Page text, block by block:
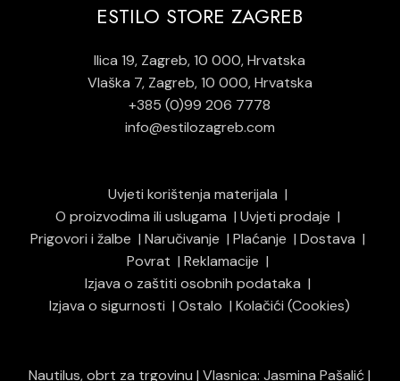
ESTILO STORE ZAGREB
Ilica 19, Zagreb, 10 000, Hrvatska
Vlaška 7, Zagreb, 10 000, Hrvatska
+385 (0)99 206 7778
info@estilozagreb.com
Uvjeti korištenja materijala
O proizvodima ili uslugama
Uvjeti prodaje
Prigovori i žalbe
Naručivanje Plaćanje
Dostava
Povrat
Reklamacije
Izjava o zaštiti osobnih podataka
Izjava o sigurnosti
Ostalo Kolačići (Cookies)
Nautilus, obrt za trgovinu | Vlasnica: Jasmina Pašalić |